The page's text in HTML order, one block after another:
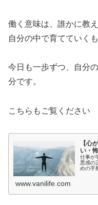
働く意味は、誰かに教
自分の中で育てていくも
今日も一歩ずつ、自分
分です。
こちらもご覧ください
【心
い・
仕事が
悪感の
めの手
www.vanilife.com